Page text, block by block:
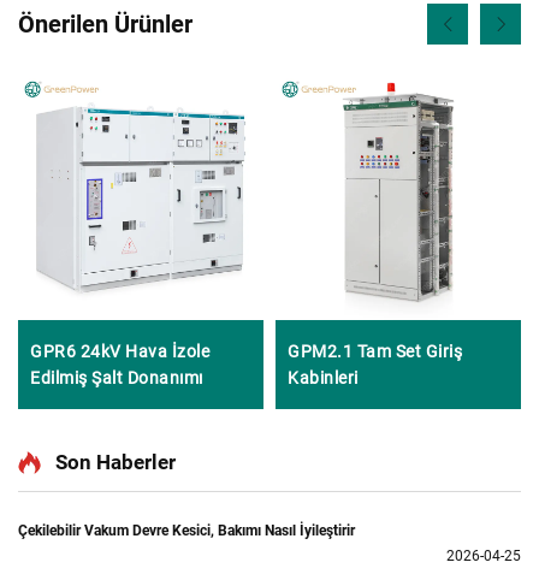
Önerilen Ürünler
GPR6 24kV Hava İzole
Edilmiş Şalt Donanımı
GPM2.1 Tam Set Giriş
Kabinleri
Son Haberler
Çekilebilir Vakum Devre Kesici, Bakımı Nasıl İyileştirir
2026-04-25